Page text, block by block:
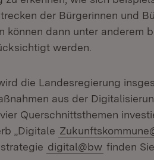
der Bürgerinnen und
können dann unter anderem
werden.
die Landesregierung
aus der
Querschnittsthemen
„Digitale
digital@bw finden